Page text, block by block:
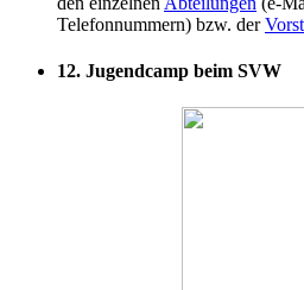
Telefonnummern) bzw. der
12. Jugendcamp beim SVW